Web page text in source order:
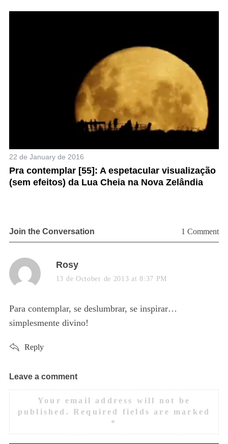
22 de January de 2016
Pra contemplar [55]: A espetacular visualização
(sem efeitos) da Lua Cheia na Nova Zelândia
Join the Conversation 1 Comment
s
a
s
:
Rosy
13 de October de 2013 at 8:37 PM
Para contemplar, se deslumbrar, se inspirar…
simplesmente divino!
Reply
L
e
a
v
e
Leave a comment
Your email address will not be
published.
Required fields are marked
*
a